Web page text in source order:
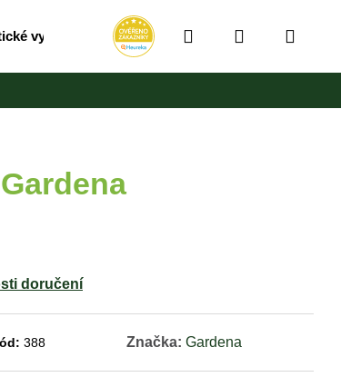
vysavače RollUpy / Vozíky / Bubny na
HledatPřihlášení
košík
doručení
388 Značka: Gardena